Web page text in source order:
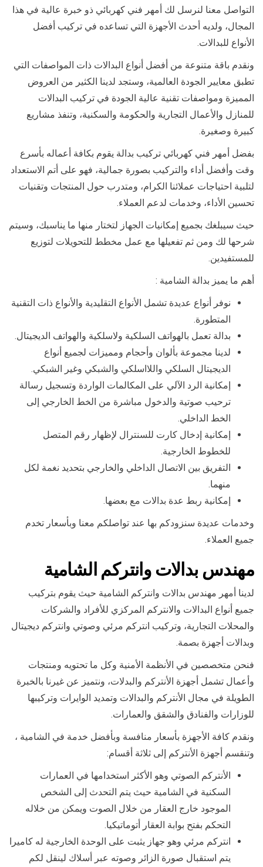
التواصل معنا لنرسل لك أمهر فني كهربائي ذو خبرة عالية في هذا
المجال، ولديه أحدث الأجهزة التي تساعده في تركيب أفضل
الأنواع للبدالات.
ونقدم باقة متنوعة من أفضل أنواع البدالات ذات المواصفات التي
تطبق معايير الجودة العالمية، وستجد لدينا الكثير من العروض
المميزة ومواصفات تقنية عالية الجودة في تركيب البدالات
للمنازل والأعمال التجارية والحكومة والسكنية، وتنفذ مشاريع
كبيرة وصغيرة.
بفضل أمهر فني كهربائي تركيب بدالة يقوم بكافة أعماله بأسرع
وقت وأفضل أداء والتركيب بصورة جمالية، فهو على أتم الاستعداد
لتلبية احتياجات عملائنا الكرام، ومتدرب حول المنتجات وتقنيات
تحسين الأداء، وخدمات لدعم العملاء.
حيث سيبلغك بجميع إمكانيات الجهاز لتختار منها ما يناسبك، وسيتم
شرحها لك ومن ثم تفعيلها مع عمل مخطط للتحويلات لتوزيع
للمستفيدين.
أهم ما يميز بدالة الشامية :
نوفر أنواع عديدة تشمل الأنواع التقليدية والأنواع ذات التقنية
المتطورة.
بدالة تعمل بالهواتف السلكية ولاسلكية والهواتف الديجيتال.
لدينا مجموعة بألوان وأحجام ومميزات لجميع أنواع
الديجيتال السلكي واللااسلكي والشبكي وغير الشبكي.
إمكانية الرد الآلي على المكالمات الواردة وتسجيل رسالة
ترحيب صوتية والدخول مباشرة من الخط الخارجي إلى
الخط الداخلي.
إمكانية إدخال كارت للسنترال لإظهار رقم المتصل
للخطوط الخارجية.
التفريق بين الاتصال الداخلي والخارجي بتحديد نغمة لكل
منهما.
إمكانية ربط عدة بدالات مع بعضها.
وخدمات عديدة سنزودكم بها عند تواصلكم معنا وبأسعار تخدم
جميع العملاء.
مهندس بدالات وانتركم الشامية
لدينا أمهر مهندس بدالات وانتركم الشامية حيث يقوم بتركيب
جميع أنواع البدالات والانتركم المركزي للأفراد والشركات
والمحلات التجارية، وتركيب انتركم مرئي وصوتي وانتركم ديجيتال
وبدالات أجهزة بصمة.
فنحن متخصصين في الأنظمة الأمنية وكل ما تحتويه ومنتجات
وأعمال تشمل أجهزة الأنتركم والبدلات، ونتميز عن غيرنا بالخبرة
الطويلة في مجال الأنتركم والبدالات وتمديد الوايرات وتركيبها
للوزارات والفنادق والشقق والعمارات.
ونقدم كافة الأجهزة بأسعار منافسة وبأفضل خدمة في الشامية ،
وتنقسم أجهزة الأنتركم إلى ثلاثة أقسام:
الأنتركم الصوتي وهو الأكثر استخدامها في العمارات
السكنية في الشامية حيث يتم التحدث إلى الشخص
الموجود خارج العقار من خلال الصوت ويمكن من خلاله
التحكم بفتح بوابة العقار أتوماتيكيا.
انتركم مرئي وهو جهاز يثبت على الوحدة الخارجية له كاميرا
يتم استقبال صورة الزائر وصوته عبر أسلاك لينقل لكم